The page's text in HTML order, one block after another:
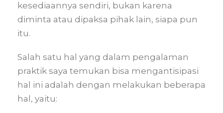
kesediaannya sendiri, bukan karena
diminta atau dipaksa pihak lain, siapa pun
itu.
Salah satu hal yang dalam pengalaman
praktik saya temukan bisa mengantisipasi
hal ini adalah dengan melakukan beberapa
hal, yaitu: